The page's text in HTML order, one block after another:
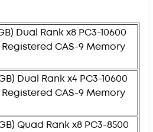
Dual Rank x8 PC3-10600
Registered CAS-9 Memory
Dual Rank x4 PC3-10600
Registered CAS-9 Memory
Quad Rank x8 PC3-8500